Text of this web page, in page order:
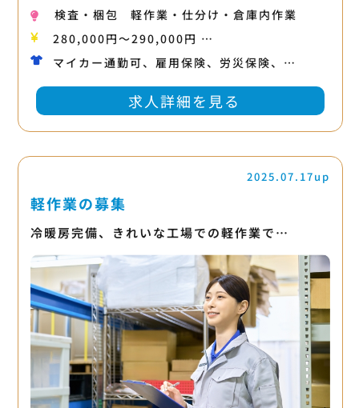
検査・梱包
軽作業・仕分け・倉庫内作業
280,000円〜290,000円 …
マイカー通勤可、雇用保険、労災保険、…
求人詳細を見る
2025.07.17up
軽作業の募集
冷暖房完備、きれいな工場での軽作業で…